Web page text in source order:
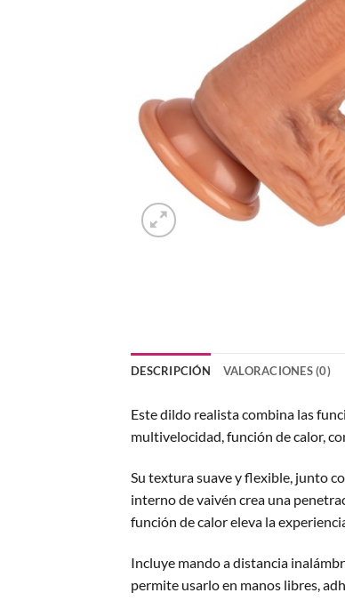
DESCRIPCIÓN VALORACIONES (0)
Este dildo realista combina las
multivelocidad, función de calor,
Su textura suave y flexible, junto
interno de vaivén crea una
función de calor eleva la
Incluye mando a distancia
permite usarlo en manos libres,